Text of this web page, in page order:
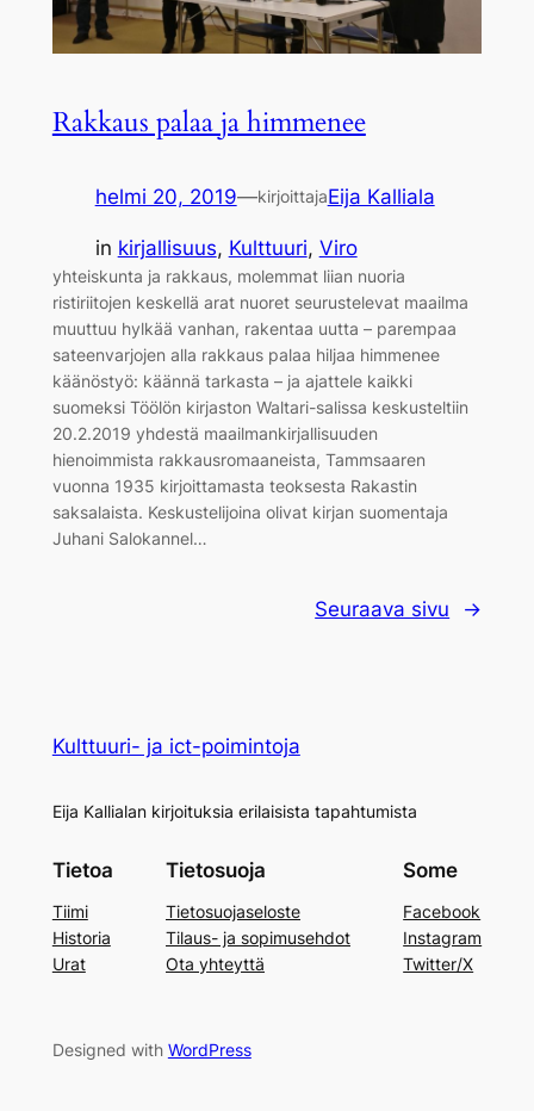
Rakkaus palaa ja himmenee
helmi 20, 2019—kirjoittajaEija Kalliala
in kirjallisuus, Kulttuuri, Viro
yhteiskunta ja rakkaus, molemmat liian nuoria
ristiriitojen keskellä arat nuoret seurustelevat maailma
muuttuu hylkää vanhan, rakentaa uutta – parempaa
sateenvarjojen alla rakkaus palaa hiljaa himmenee
käänöstyö: käännä tarkasta – ja ajattele kaikki
suomeksi Töölön kirjaston Waltari-salissa keskusteltiin
20.2.2019 yhdestä maailmankirjallisuuden
hienoimmista rakkausromaaneista, Tammsaaren
vuonna 1935 kirjoittamasta teoksesta Rakastin
saksalaista. Keskustelijoina olivat kirjan suomentaja
Juhani Salokannel…
Seuraava sivu →
Kulttuuri- ja ict-poimintoja
Eija Kallialan kirjoituksia erilaisista tapahtumista
Tietoa
Tiimi
Historia
Urat
Tietosuoja
Tietosuojaseloste
Tilaus- ja sopimusehdot
Ota yhteyttä
Some
Facebook
Instagram
Twitter/X
Designed with WordPress